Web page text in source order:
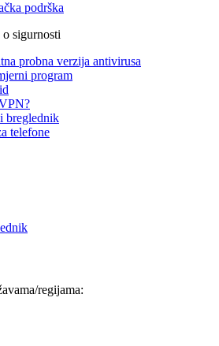
podrška
o sigurnosti
probna verzija antivirusa
program
breglednik
telefone
regijama: